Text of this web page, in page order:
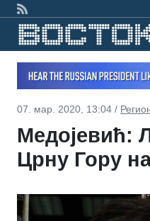
07. мар. 2020, 13:04 /
Медојевић:
Црну Гору